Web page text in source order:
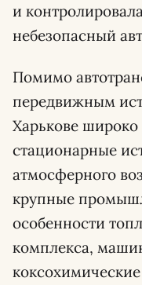
и
небезопасный
Помимо
передвижным
Харькове
стационарные
атмосферного
крупные
особенности
комплекса,